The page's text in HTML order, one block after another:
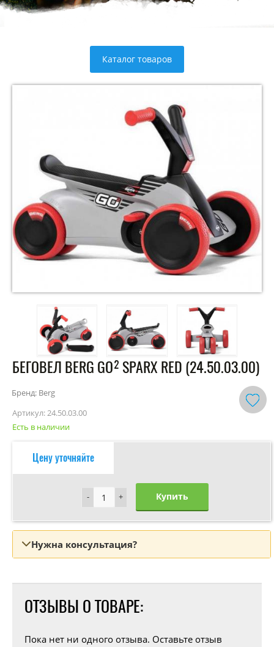
Каталог товаров
БЕГОВЕЛ BERG GO² SPARX RED (24.50.03.00)
Бренд: Berg
Артикул:24.50.03.00
Есть в наличии
Цену уточняйте
+
- +
- Купить
Нужна консультация?
ОТЗЫВЫ О ТОВАРЕ:
Пока нет ни одного отзыва. Оставьте отзыв